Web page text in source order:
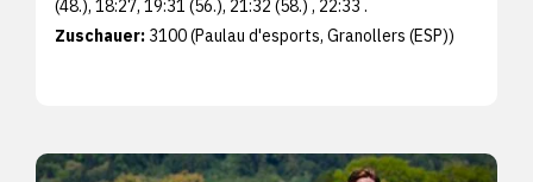
(48.), 18:27, 19:31 (56.), 21:32 (58.) , 22:33 .
Zuschauer: 3100 (Paulau d'esports, Granollers (ESP))